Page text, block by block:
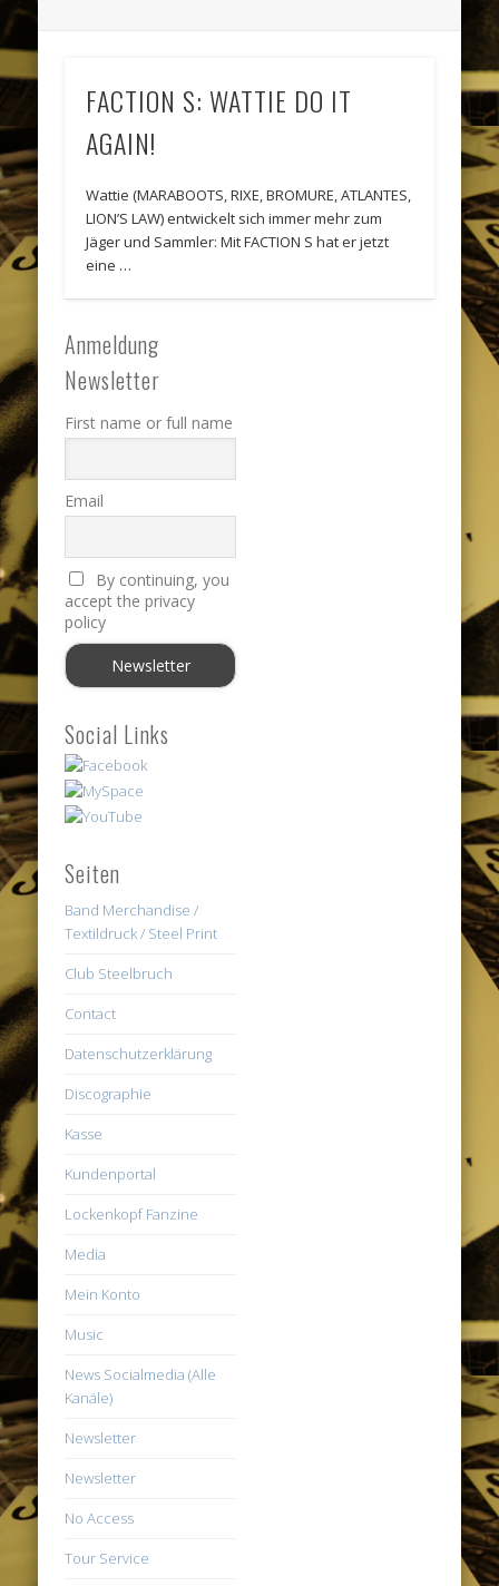
FACTION S: WATTIE DO IT
AGAIN!
Wattie (MARABOOTS, RIXE, BROMURE, ATLANTES,
LION’S LAW) entwickelt sich immer mehr zum
Jäger und Sammler: Mit FACTION S hat er jetzt
eine …
Anmeldung
Newsletter
First name or full name
Email
By continuing, you
accept the privacy
policy
Social Links
Seiten
Band Merchandise /
Textildruck / Steel Print
Club Steelbruch
Contact
Datenschutzerklärung
Discographie
Kasse
Kundenportal
Lockenkopf Fanzine
Media
Mein Konto
Music
News Socialmedia (Alle
Kanäle)
Newsletter
Newsletter
No Access
Tour Service